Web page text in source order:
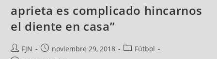
aprieta es complicado hincarnos
el diente en casa”
FJN noviembre 29, 2018
Fútbol